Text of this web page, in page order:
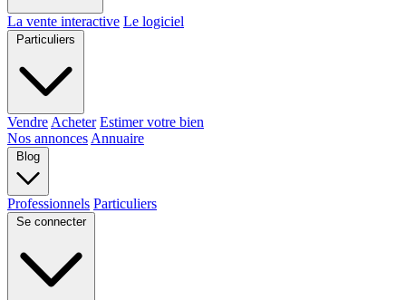
La vente interactive Le logiciel
Particuliers
Vendre Acheter Estimer votre bien
Nos annonces Annuaire
Blog
Professionnels Particuliers
Se connecter